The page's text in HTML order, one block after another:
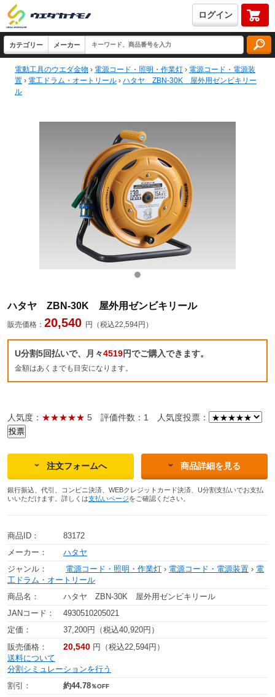
ログイン
電動工具のウエダ金物 › 電源コード・照明・作業灯 › 電源コード・電源装
置 › 電工ドラム・オートリール › ハタヤ ZBN-30K 屋外用ゼンビキリー
ル
ハタヤ ZBN-30K 屋外用ゼンビキリール
販売価格： 20,540 円（税込22,594円）
U分割5回払いで、月々4519円でご購入できます。
金額はあくまでも目安になります。
人気度： ★★★★★ 5 評価件数：1 人気度投票：
注文フォームへ 商品詳細を見る
銀行振込、代引、コンビニ決済、WEBクレジットカード決済、U分割支払いでお支払
いいただけます。詳しくは支払いページをご確認ください。
商品ID：
83172
メーカー：
ハタヤ
ジャンル：
電源コード・照明・作業灯 › 電源コード・電源装置 › 電
工ドラム・オートリール
商品名：
ハタヤ ZBN-30K 屋外用ゼンビキリール
JANコード：
4930510205021
定価：
37,200円（税込40,920円）
販売価格：
20,540 円（税込22,594円）
送料について
分割シミュレーションを行う
割引：
約44.78％OFF